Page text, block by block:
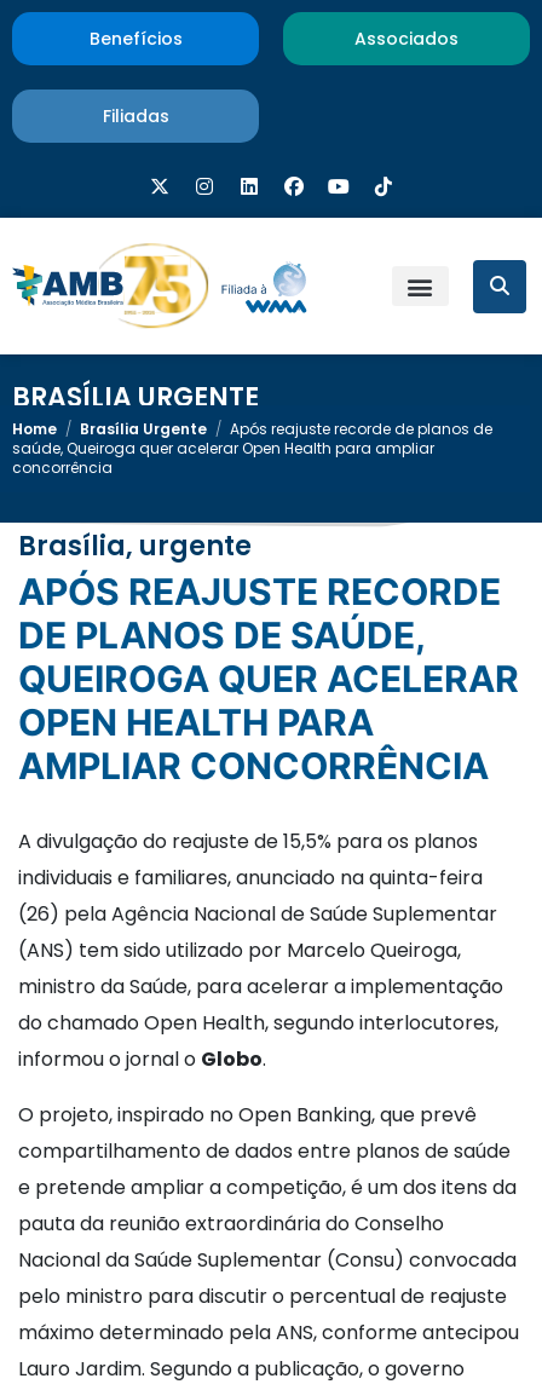
Benefícios Associados
Filiadas
BRASÍLIA URGENTE
Home / Brasília Urgente / Após reajuste recorde de planos de
saúde, Queiroga quer acelerar Open Health para ampliar
concorrência
Brasília, urgente
APÓS REAJUSTE RECORDE
DE PLANOS DE SAÚDE,
QUEIROGA QUER ACELERAR
OPEN HEALTH PARA
AMPLIAR CONCORRÊNCIA
A divulgação do reajuste de 15,5% para os planos
individuais e familiares, anunciado na quinta-feira
(26) pela Agência Nacional de Saúde Suplementar
(ANS) tem sido utilizado por Marcelo Queiroga,
ministro da Saúde, para acelerar a implementação
do chamado Open Health, segundo interlocutores,
informou o jornal o Globo.
O projeto, inspirado no Open Banking, que prevê
compartilhamento de dados entre planos de saúde
e pretende ampliar a competição, é um dos itens da
pauta da reunião extraordinária do Conselho
Nacional da Saúde Suplementar (Consu) convocada
pelo ministro para discutir o percentual de reajuste
máximo determinado pela ANS, conforme antecipou
Lauro Jardim. Segundo a publicação, o governo